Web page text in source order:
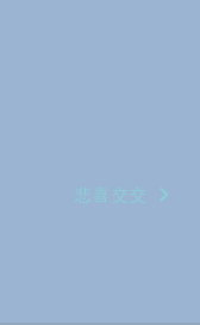
悲喜交交